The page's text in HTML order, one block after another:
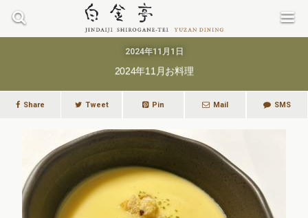
2024年11月1日
2024年11月お料理
Share Tweet Pin Mail SMS